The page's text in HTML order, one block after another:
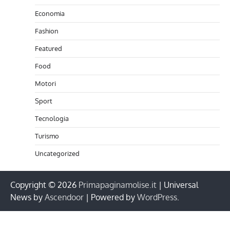
Economia
Fashion
Featured
Food
Motori
Sport
Tecnologia
Turismo
Uncategorized
Copyright © 2026 Primapaginamolise.it | Universal
News by Ascendoor | Powered by WordPress.